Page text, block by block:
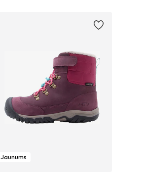
Jaunums